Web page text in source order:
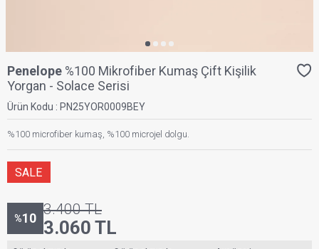
Penelope %100 Mikrofiber Kumaş Çift Kişilik
Yorgan - Solace Serisi
Ürün Kodu : PN25YOR0009BEY
%100 microfiber kumaş, %100 microjel dolgu.
SALE
%10
3.400TL
3.060 TL